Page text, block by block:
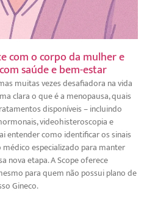
com o corpo da mulher e
saúde e bem-estar
muitas vezes desafiadora na vida
clara o que é a menopausa, quais
disponíveis – incluindo
videohisteroscopia e
entender como identificar os sinais
especializado para manter
nova etapa. A Scope oferece
para quem não possui plano de
Gineco.